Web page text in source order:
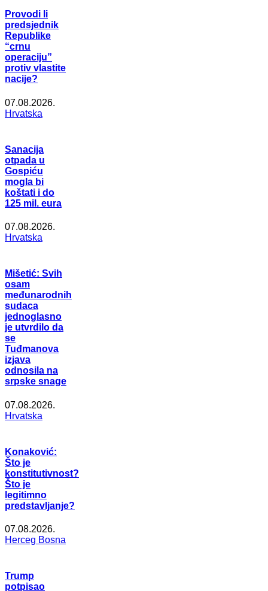
Provodi li
predsjednik
Republike
“crnu
operaciju”
protiv vlastite
nacije?
07.08.2026.
Hrvatska
Sanacija
otpada u
Gospiću
mogla bi
koštati i do
125 mil. eura
07.08.2026.
Hrvatska
Mišetić: Svih
osam
međunarodnih
sudaca
jednoglasno
je utvrdilo da
se
Tuđmanova
izjava
odnosila na
srpske snage
07.08.2026.
Hrvatska
Konaković:
Što je
konstitutivnost?
Što je
legitimno
predstavljanje?
07.08.2026.
Herceg Bosna
Trump
potpisao